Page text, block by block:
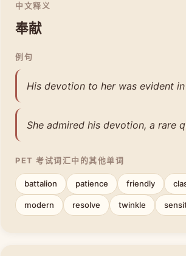
中文释义
奉献
例句
His devotion to her was evident
She admired his devotion, a rare
PET 考试词汇中的其他单词
battalion patience friendly
modern resolve twinkle